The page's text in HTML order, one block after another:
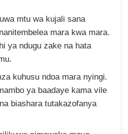
mtu wa kujali sana
mara kwa mara.
ya ndugu zake na hata
kuhusu ndoa mara nyingi.
ya baadaye kama vile
biashara tutakazofanya